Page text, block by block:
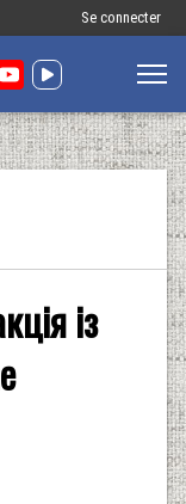
Меню
користувача
Se connecter
із